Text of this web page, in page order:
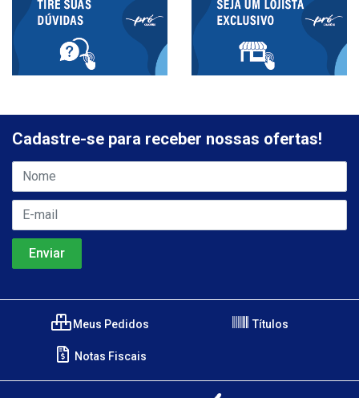
Cadastre-se para receber nossas ofertas!
Meus Pedidos Títulos
Notas Fiscais